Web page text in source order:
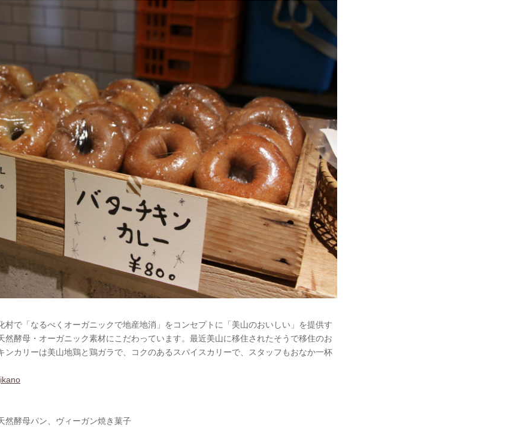
村で「なるべくオーガニックで地産地消」をコンセプトに「美山のおいしい」を提供す
然酵母・オーガニック素材にこだわっています。最近美山に移住されたそうで移住のお
ンカリーは美山地鶏と鶏ガラで、コクのあるスパイスカリーで、スタッフもおなか一杯
然酵母パン、ヴィーガン焼き菓子